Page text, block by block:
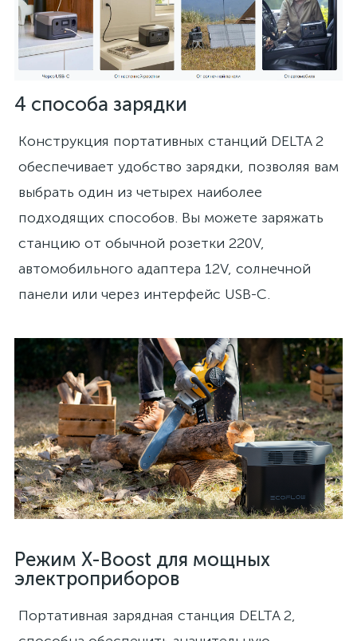
4 способа зарядки
Конструкция портативных станций DELTA 2
обеспечивает удобство зарядки, позволяя вам
выбрать один из четырех наиболее
подходящих способов. Вы можете заряжать
станцию от обычной розетки 220V,
автомобильного адаптера 12V, солнечной
панели или через интерфейс USB-C.
Режим X-Boost для мощных
электроприборов
Портативная зарядная станция DELTA 2,